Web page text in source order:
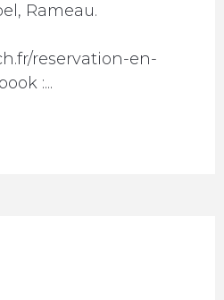
Rameau.
reservation-en-
:...